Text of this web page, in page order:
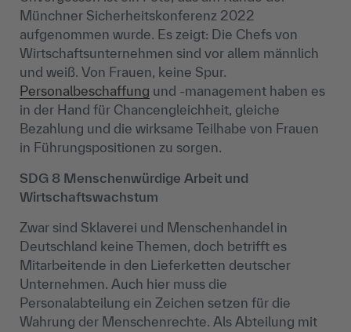
Münchner Sicherheitskonferenz 2022
aufgenommen wurde. Es zeigt: Die Chefs von
Wirtschaftsunternehmen sind vor allem männlich
und weiß. Von Frauen, keine Spur.
Personalbeschaffung und -management haben es
in der Hand für Chancengleichheit, gleiche
Bezahlung und die wirksame Teilhabe von Frauen
in Führungspositionen zu sorgen.
SDG 8 Menschenwürdige Arbeit und
Wirtschaftswachstum
Zwar sind Sklaverei und Menschenhandel in
Deutschland keine Themen, doch betrifft es
Mitarbeitende in den Lieferketten deutscher
Unternehmen. Auch hier muss die
Personalabteilung ein Zeichen setzen für die
Wahrung der Menschenrechte. Als Abteilung mit